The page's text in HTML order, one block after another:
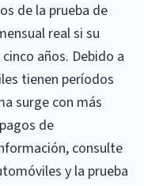
de la prueba de
real si su
años. Debido a
tienen períodos
surge con más
de
consulte
y la prueba